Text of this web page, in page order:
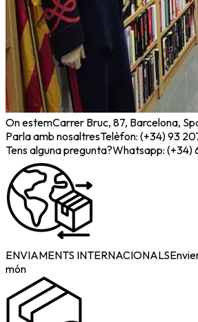
On estemCarrer Bruc, 87, Barcelona,
Parla amb nosaltresTelèfon: (+34) 93
Tens alguna pregunta?Whatsapp: (+34)
ENVIAMENTS INTERNACIONALS
món